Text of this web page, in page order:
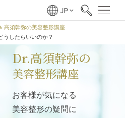
高須幹弥の美容整形講座
うしたらいいのか？
Dr.高須幹弥の
美容整形講座
お客様が気になる
美容整形の疑問に